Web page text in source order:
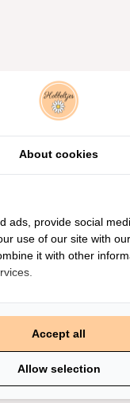
About cookies
ads, provide social
use of our site with
it with other
Allow selection
Accept all